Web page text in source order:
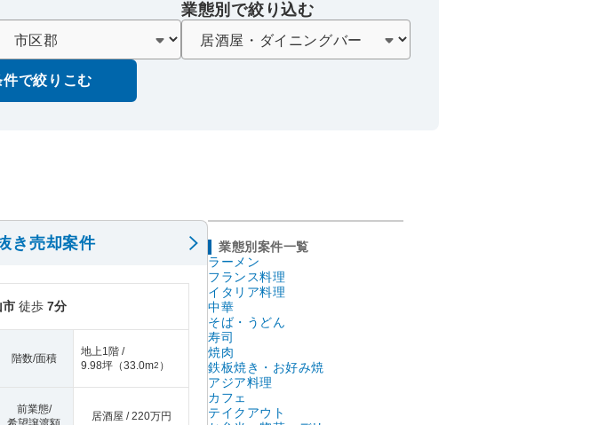
業態別で絞り込む
件で絞りこむ
き売却案件
市 徒歩 7分
階数/面積
地上1階 /
9.98坪 （33.0m2 ）
前業態/
居酒屋 / 220万円
業態別案件一覧
ラーメン
フランス料理
イタリア料理
中華
そば・うどん
寿司
焼肉
鉄板焼き・お好み焼
アジア料理
カフェ
テイクアウト